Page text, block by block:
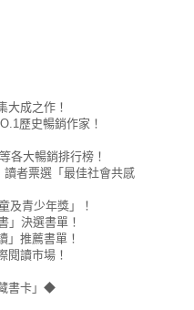
大成之作！
歷史暢銷作家！
各大暢銷排行榜！
者票選「最佳社會共感
及青少年獎」！
」決選書單！
」推薦書單！
閱讀市場！
書卡」◆